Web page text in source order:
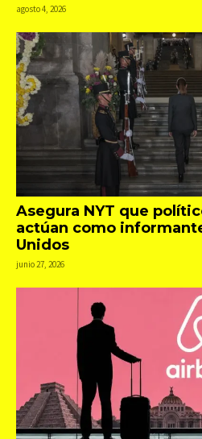
agosto 4, 2026
Asegura NYT que
actúan como
Unidos
junio 27, 2026